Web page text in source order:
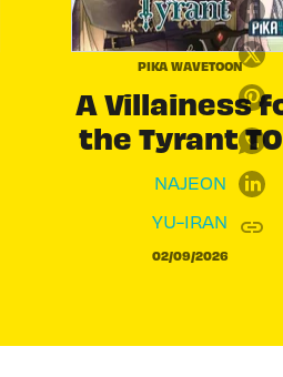
PIKA WAVETOON
A Villainess
the Tyrant
NAJEON
YU-IRAN
02/09/2026
link